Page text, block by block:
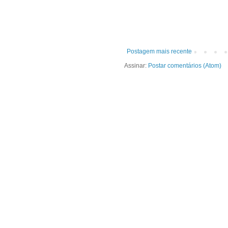
Postagem mais recente
Assinar: Postar comentários (Atom)